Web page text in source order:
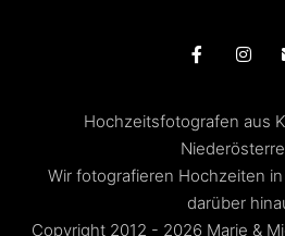
Hochzeitsfotografen aus
Wir fotografieren Hochzeiten
darüber
Copyright 2012 - 2026 Marie &